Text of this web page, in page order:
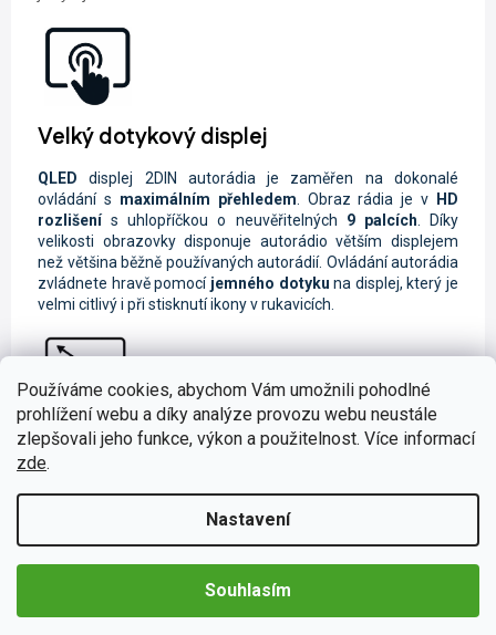
Používáme cookies, abychom Vám umožnili pohodlné
prohlížení webu a díky analýze provozu webu neustále
zlepšovali jeho funkce, výkon a použitelnost. Více informací
zde.
Nastavení
Souhlasím
Velký dotykový displej
QLEDdisplej
2DIN autorádia je zaměřen na dokonalé
ovládání s maximálním přehledem . Obraz rádia je v HD
rozlišenís uhlopříčkou o neuvěřitelných 9 palcích . Díky
velikosti obrazovky disponuje autorádio větším displejem
než většina běžně používaných autorádií. Ovládání autorádia
zvládnete hravě pomocí jemného dotyku na displej, který je
velmi citlivý i při stisknutí ikony v rukavicích.
Ponořte se do 4G sítě
přehrávatonline skladby
zprávy, které lze zadávathlasovými instrukcemi.
Nesmíme zapomenout také naonline GPS navigaci, která
aktuální dopravní situaci